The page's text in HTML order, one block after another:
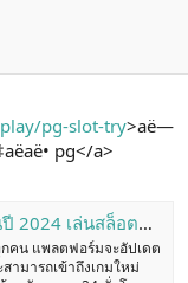
pg-slot-try>аё—
pg</a>
มหลากหลาย ความปลอดภัยสูงสุด
กคน แพลตฟอร์มจะอัปเดต
ามารถเข้าถึงเกมใหม่